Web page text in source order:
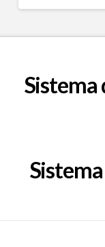
Sistema